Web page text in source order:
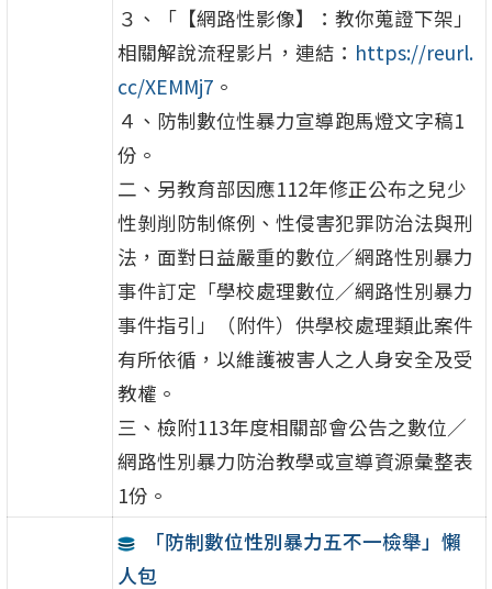
３、「【網路性影像】：教你蒐證下架」
相關解說流程影片，連結： https://reurl.
cc/XEMMj7 。
４、防制數位性暴力宣導跑馬燈文字稿1
份。
二、另教育部因應112年修正公布之兒少
性剝削防制條例、性侵害犯罪防治法與刑
法，面對日益嚴重的數位／網路性別暴力
事件訂定「學校處理數位／網路性別暴力
事件指引」（附件）供學校處理類此案件
有所依循，以維護被害人之人身安全及受
教權。
三、檢附113年度相關部會公告之數位／
網路性別暴力防治教學或宣導資源彙整表
1份。
「防制數位性別暴力五不一檢舉」懶
人包